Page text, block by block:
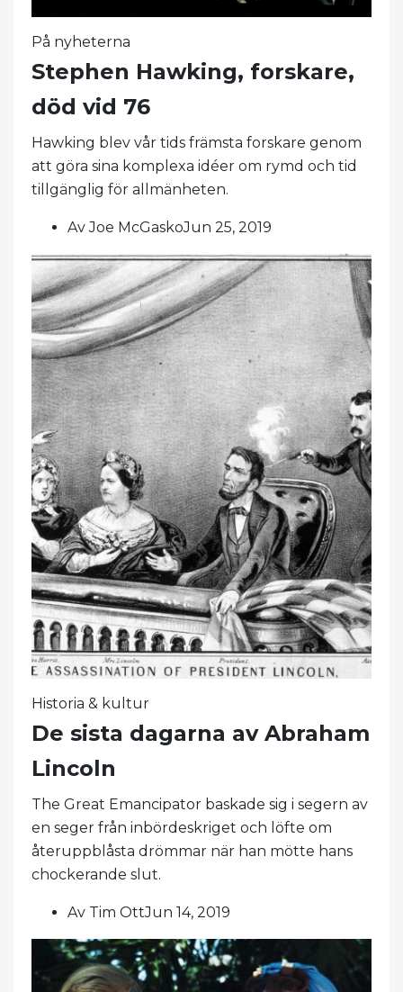
På nyheterna
Stephen Hawking, forskare,
död vid 76
Hawking blev vår tids främsta forskare genom
att göra sina komplexa idéer om rymd och tid
tillgänglig för allmänheten.
Av Joe McGaskoJun 25, 2019
Historia & kultur
De sista dagarna av Abraham
Lincoln
The Great Emancipator baskade sig i segern av
en seger från inbördeskriget och löfte om
återuppblåsta drömmar när han mötte hans
chockerande slut.
Av Tim OttJun 14, 2019